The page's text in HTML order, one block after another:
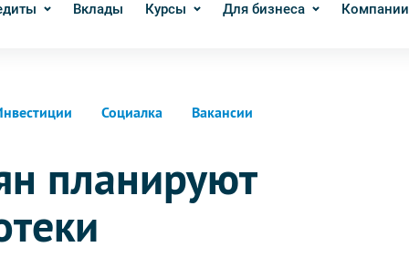
Вклады Курсы Для бизнеса Компании
Социалка Вакансии
планируют